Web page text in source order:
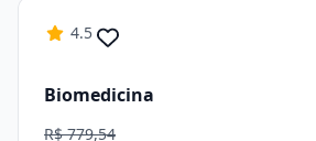
4.5
Biomedicina
R$ 779,54